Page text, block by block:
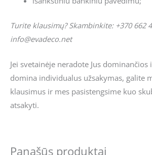
Turite klausimų? Skambinkite: +370 662
info@evadeco.net
Jei svetainėje neradote Jus dominančios
domina individualus užsakymas, galite
klausimus ir mes pasistengsime kuo
atsakyti.
Panašūs produktai